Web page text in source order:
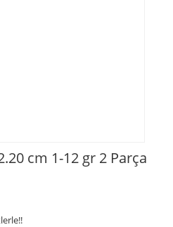
cm 1-12 gr 2 Parça